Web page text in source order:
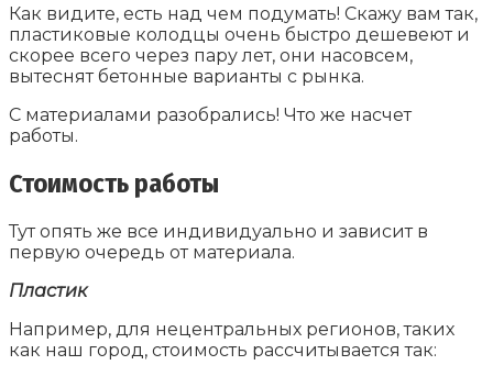
Как видите, есть над чем подумать! Скажу вам так,
пластиковые колодцы очень быстро дешевеют и
скорее всего через пару лет, они насовсем,
вытеснят бетонные варианты с рынка.
С материалами разобрались! Что же насчет
работы.
Стоимость работы
Тут опять же все индивидуально и зависит в
первую очередь от материала.
Пластик
Например, для нецентральных регионов, таких
как наш город, стоимость рассчитывается так: